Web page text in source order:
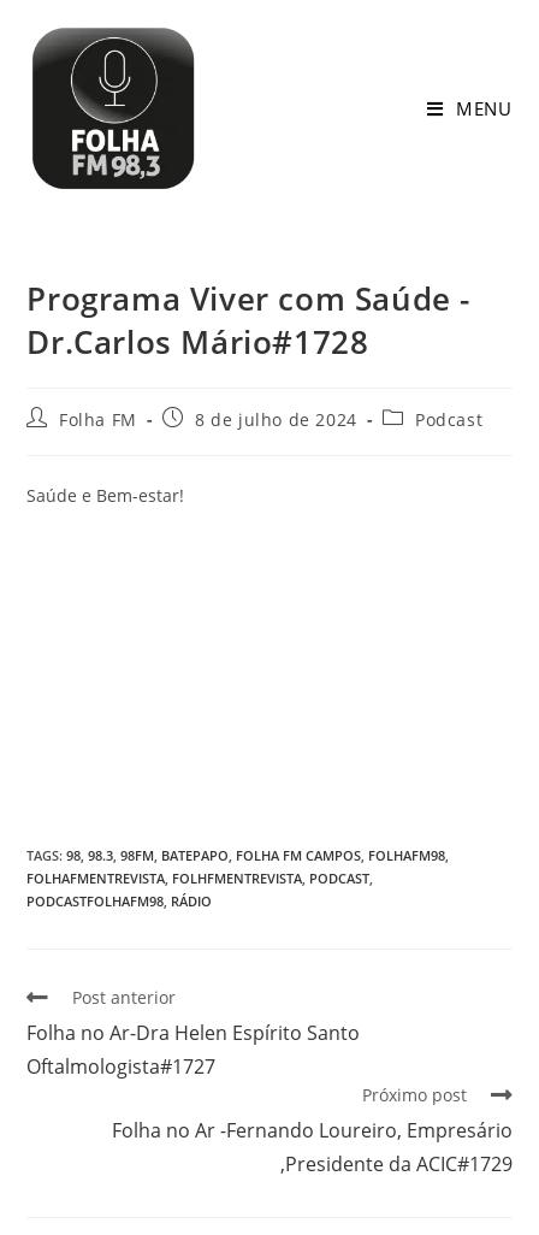
MENU
Programa Viver com Saúde -
Dr.Carlos Mário#1728
Folha FM 8 de julho de 2024 Podcast
Saúde e Bem-estar!
TAGS:98 98.3 98FM BATEPAPO FOLHA FM CAMPOS FOLHAFM98
FOLHAFMENTREVISTA FOLHFMENTREVISTA PODCAST
PODCASTFOLHAFM98 RÁDIO
Post anterior
Folha no Ar-Dra Helen Espírito Santo
Oftalmologista#1727
Próximo post
Folha no Ar -Fernando Loureiro, Empresário
,Presidente da ACIC#1729